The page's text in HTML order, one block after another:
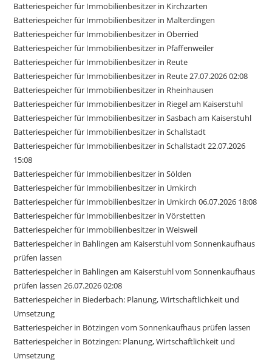
Batteriespeicher für Immobilienbesitzer in Kirchzarten
Batteriespeicher für Immobilienbesitzer in Malterdingen
Batteriespeicher für Immobilienbesitzer in Oberried
Batteriespeicher für Immobilienbesitzer in Pfaffenweiler
Batteriespeicher für Immobilienbesitzer in Reute
Batteriespeicher für Immobilienbesitzer in Reute 27.07.2026 02:08
Batteriespeicher für Immobilienbesitzer in Rheinhausen
Batteriespeicher für Immobilienbesitzer in Riegel am Kaiserstuhl
Batteriespeicher für Immobilienbesitzer in Sasbach am Kaiserstuhl
Batteriespeicher für Immobilienbesitzer in Schallstadt
Batteriespeicher für Immobilienbesitzer in Schallstadt 22.07.2026
15:08
Batteriespeicher für Immobilienbesitzer in Sölden
Batteriespeicher für Immobilienbesitzer in Umkirch
Batteriespeicher für Immobilienbesitzer in Umkirch 06.07.2026 18:08
Batteriespeicher für Immobilienbesitzer in Vörstetten
Batteriespeicher für Immobilienbesitzer in Weisweil
Batteriespeicher in Bahlingen am Kaiserstuhl vom Sonnenkaufhaus
prüfen lassen
Batteriespeicher in Bahlingen am Kaiserstuhl vom Sonnenkaufhaus
prüfen lassen 26.07.2026 02:08
Batteriespeicher in Biederbach: Planung, Wirtschaftlichkeit und
Umsetzung
Batteriespeicher in Bötzingen vom Sonnenkaufhaus prüfen lassen
Batteriespeicher in Bötzingen: Planung, Wirtschaftlichkeit und
Umsetzung